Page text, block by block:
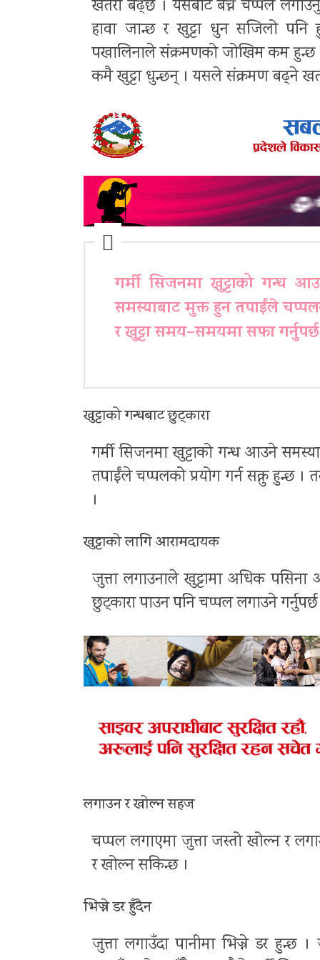
खतरा बढ्छ । यसबाट बच्न चप्पल लगाउनु
हावा जान्छ र खुट्टा धुन सजिलो पनि
पखालिनाले संक्रमणको जोखिम कम हुन्छ
कमै खुट्टा धुन्छन् । यसले संक्रमण बढ्ने
गर्मी सिजनमा खुट्टाको गन्ध
समस्याबाट मुक्त हुन तपाईंले
र खुट्टा समय–समयमा सफा
खुट्टाको गन्धबाट छुट्कारा
गर्मी सिजनमा खुट्टाको गन्ध आउने
तपाईंले चप्पलको प्रयोग गर्न सक्नु हुन्छ ।
।
खुट्टाको लागि आरामदायक
जुत्ता लगाउनाले खुट्टामा अधिक
छुट्कारा पाउन पनि चप्पल लगाउने
लगाउन र खोल्न सहज
चप्पल लगाएमा जुत्ता जस्तो खोल्न र
र खोल्न सकिन्छ ।
भिज्ने डर हुँदैन
जुत्ता लगाउँदा पानीमा भिज्ने डर